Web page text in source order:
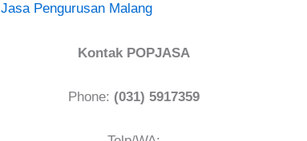
Jasa Pengurusan Malang
Kontak POPJASA
Phone: (031) 5917359